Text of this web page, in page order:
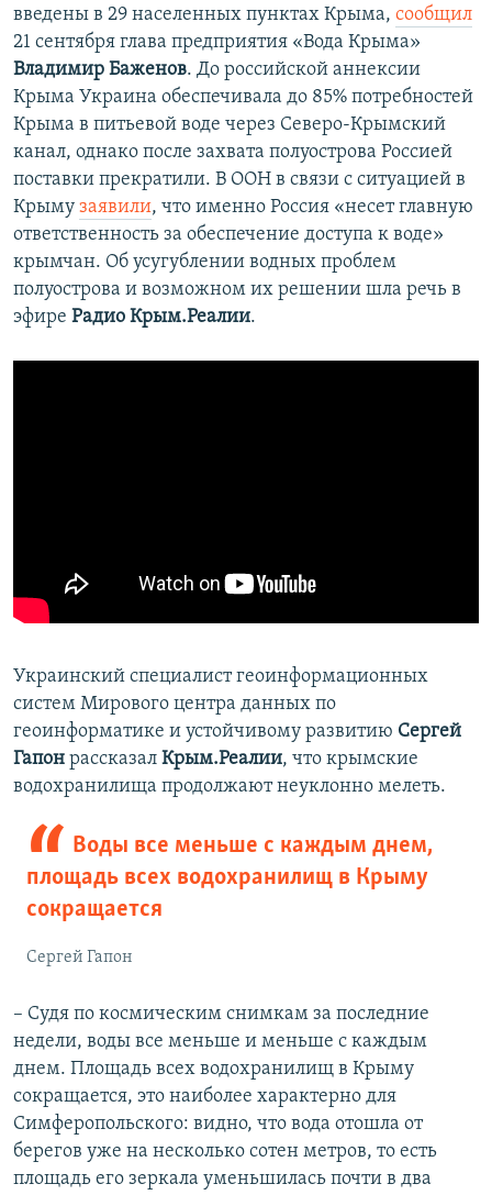
введены в 29 населенных пунктах Крыма, сообщил
21 сентября глава предприятия «Вода Крыма»
Владимир Баженов. До российской аннексии
Крыма Украина обеспечивала до 85% потребностей
Крыма в питьевой воде через Северо-Крымский
канал, однако после захвата полуострова Россией
поставки прекратили. В ООН в связи с ситуацией в
Крыму заявили, что именно Россия «несет главную
ответственность за обеспечение доступа к воде»
крымчан. Об усугублении водных проблем
полуострова и возможном их решении шла речь в
эфире Радио Крым.Реалии.
Украинский специалист геоинформационных
систем Мирового центра данных по
геоинформатике и устойчивому развитию Сергей
Гапон рассказал Крым.Реалии, что крымские
водохранилища продолжают неуклонно мелеть.
Воды все меньше с каждым днем,
площадь всех водохранилищ в Крыму
сокращается
Сергей Гапон
– Судя по космическим снимкам за последние
недели, воды все меньше и меньше с каждым
днем. Площадь всех водохранилищ в Крыму
сокращается, это наиболее характерно для
Симферопольского: видно, что вода отошла от
берегов уже на несколько сотен метров, то есть
площадь его зеркала уменьшилась почти в два